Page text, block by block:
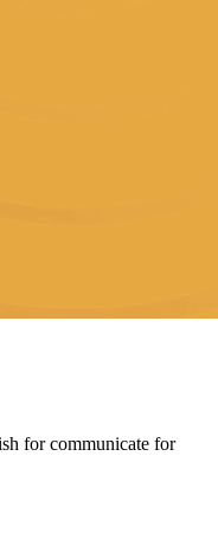
for communicate for